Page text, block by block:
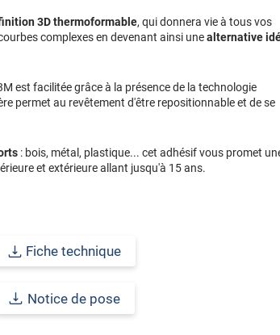
3D thermoformable, qui donnera vie à tous vos
complexes en devenant ainsi unealternative
est facilitée grâce à la présence de la technologie
permet au revêtement d'être repositionnable et de se
: bois, métal, plastique... cet adhésif vous promet
et extérieure allant jusqu'à 15 ans.
Fiche technique
Notice de pose